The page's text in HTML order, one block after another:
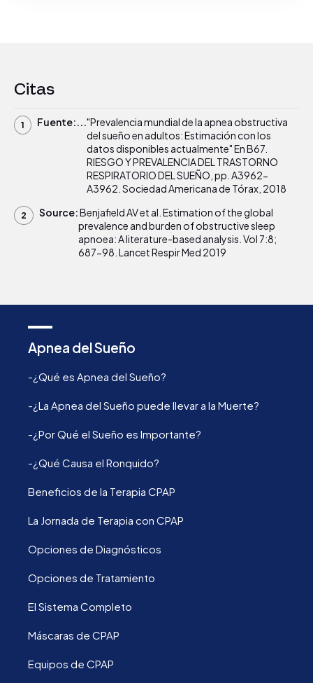
Citas
Fuente:..."Prevalencia mundial de la apnea obstructiva
del sueño en adultos: Estimación con los
datos disponibles actualmente" En B67.
RIESGO Y PREVALENCIA DEL TRASTORNO
RESPIRATORIO DEL SUEÑO, pp. A3962-
A3962. Sociedad Americana de Tórax, 2018
Source:Benjafield AV et al. Estimation of the global
prevalence and burden of obstructive sleep
apnoea: A literature-based analysis. Vol 7:8;
687-98. Lancet Respir Med 2019
Apnea del Sueño
-¿Qué es Apnea del Sueño?
-¿La Apnea del Sueño puede llevar a la Muerte?
-¿Por Qué el Sueño es Importante?
-¿Qué Causa el Ronquido?
Beneficios de la Terapia CPAP
La Jornada de Terapia con CPAP
Opciones de Diagnósticos
Opciones de Tratamiento
El Sistema Completo
Máscaras de CPAP
Equipos de CPAP